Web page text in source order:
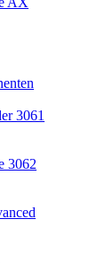
3061
3062